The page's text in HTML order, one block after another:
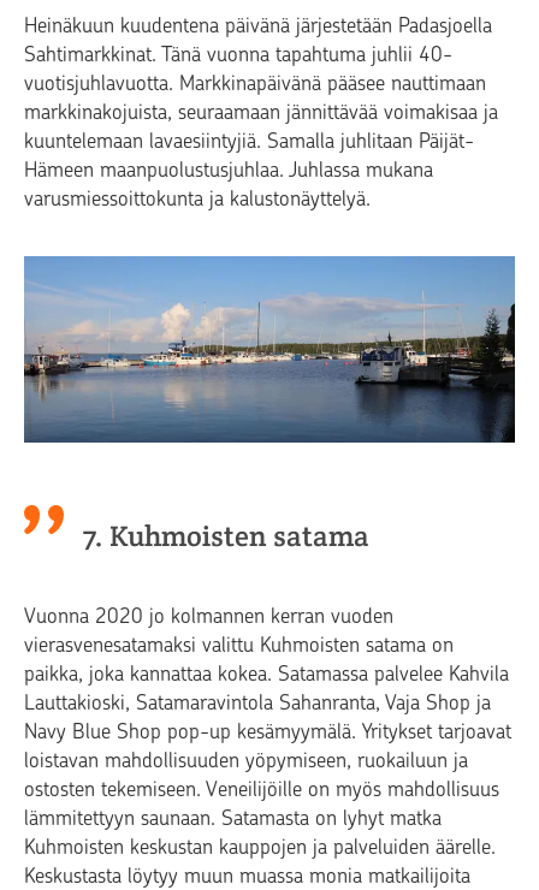
Heinäkuun kuudentena päivänä järjestetään Padasjoella
Sahtimarkkinat. Tänä vuonna tapahtuma juhlii 40-
vuotisjuhlavuotta. Markkinapäivänä pääsee nauttimaan
markkinakojuista, seuraamaan jännittävää voimakisaa ja
kuuntelemaan lavaesiintyjiä. Samalla juhlitaan Päijät-
Hämeen maanpuolustusjuhlaa. Juhlassa mukana
varusmiessoittokunta ja kalustonäyttelyä.
7. Kuhmoisten satama
Vuonna 2020 jo kolmannen kerran vuoden
vierasvenesatamaksi valittu Kuhmoisten satama on
paikka, joka kannattaa kokea. Satamassa palvelee Kahvila
Lauttakioski, Satamaravintola Sahanranta, Vaja Shop ja
Navy Blue Shop pop-up kesämyymälä. Yritykset tarjoavat
loistavan mahdollisuuden yöpymiseen, ruokailuun ja
ostosten tekemiseen. Veneilijöille on myös mahdollisuus
lämmitettyyn saunaan. Satamasta on lyhyt matka
Kuhmoisten keskustan kauppojen ja palveluiden äärelle.
Keskustasta löytyy muun muassa monia matkailijoita